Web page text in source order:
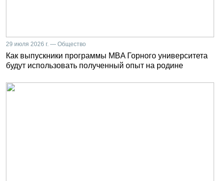
29 июля 2026 г. — Общество
Как выпускники программы MBA Горного университета
будут использовать полученный опыт на родине